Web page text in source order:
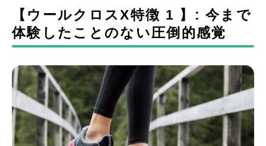
【ウールクロスX特徴 1 】: 今まで
体験したことのない圧倒的感覚